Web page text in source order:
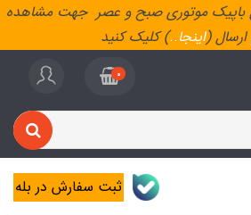
باپیک موتوری صبح و عصر جهت مشاهده
ارسال (اینجا..) کلیک کنید
0
ثبت سفارش در بله